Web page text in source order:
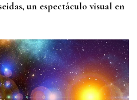
un espectáculo visual en